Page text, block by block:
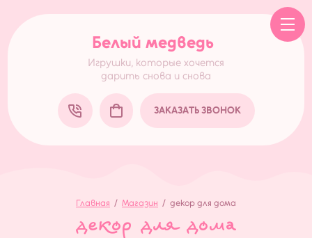
Белый медведь
Игрушки, которые хочется
дарить снова и снова
ЗАКАЗАТЬ ЗВОНОК
Главная / Магазин / декор для дома
декор для дома